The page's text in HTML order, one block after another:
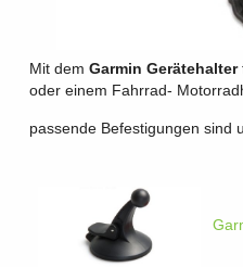
Mit demGarmin Gerätehalter
oder einem Fahrrad-
passende Befestigungen sind